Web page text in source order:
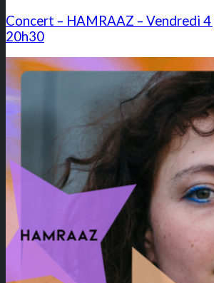
Concert – HAMRAAZ – Vendredi
20h30